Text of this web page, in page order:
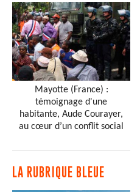
Mayotte (France) :
témoignage d'une
habitante, Aude Courayer,
au cœur d’un conflit social
LA RUBRIQUE BLEUE